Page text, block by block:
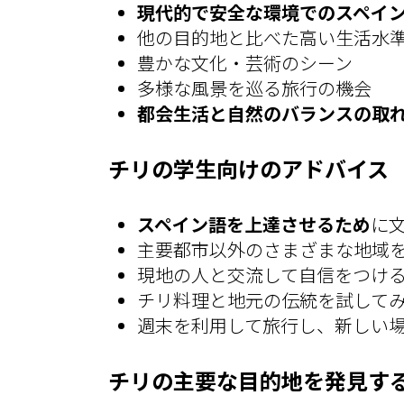
現代的で安全な環境でのスペイ
他の目的地と比べた高い生活水
豊かな文化・芸術のシーン
多様な風景を巡る旅行の機会
都会生活と自然のバランスの取
チリの学生向けのアドバイス
スペイン語を上達させるため に
主要都市以外のさまざまな地域
現地の人と交流して自信をつけ
チリ料理と地元の伝統を試して
週末を利用して旅行し、新しい
チリの主要な目的地を発見す